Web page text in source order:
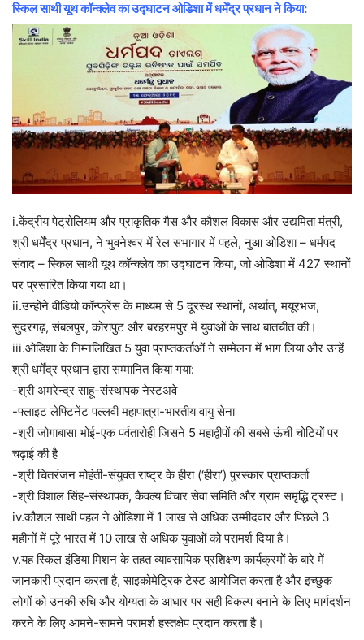
स्किल साथी यूथ कॉन्क्लेव का उद्घाटन ओडिशा में धर्मेंद्र प्रधान ने किया:
i.केंद्रीय पेट्रोलियम और प्राकृतिक गैस और कौशल विकास और उद्यमिता मंत्री,
श्री धर्मेंद्र प्रधान, ने भुवनेश्वर में रेल सभागार में पहले, नुआ ओडिशा – धर्मपद
संवाद – स्किल साथी यूथ कॉन्क्लेव का उद्घाटन किया, जो ओडिशा में 427 स्थानों
पर प्रसारित किया गया था।
ii.उन्होंने वीडियो कॉन्फ्रेंस के माध्यम से 5 दूरस्थ स्थानों, अर्थात्, मयूरभज,
सुंदरगढ़, संबलपुर, कोरापुट और बरहरमपुर में युवाओं के साथ बातचीत की।
iii.ओडिशा के निम्नलिखित 5 युवा प्राप्तकर्ताओं ने सम्मेलन में भाग लिया और उन्हें
श्री धर्मेंद्र प्रधान द्वारा सम्मानित किया गया:
-श्री अमरेन्द्र साहू-संस्थापक नेस्टअवे
-फ्लाइट लेफ्टिनेंट पल्लवी महापात्रा-भारतीय वायु सेना
-श्री जोगाबासा भोई-एक पर्वतारोही जिसने 5 महाद्वीपों की सबसे ऊंची चोटियों पर
चढ़ाई की है
-श्री चितरंजन मोहंती-संयुक्त राष्ट्र के हीरा (‘हीरा’) पुरस्कार प्राप्तकर्ता
-श्री विशाल सिंह-संस्थापक, कैवल्य विचार सेवा समिति और ग्राम समृद्धि ट्रस्ट।
iv.कौशल साथी पहल ने ओडिशा में 1 लाख से अधिक उम्मीदवार और पिछले 3
महीनों में पूरे भारत में 10 लाख से अधिक युवाओं को परामर्श दिया है।
v.यह स्किल इंडिया मिशन के तहत व्यावसायिक प्रशिक्षण कार्यक्रमों के बारे में
जानकारी प्रदान करता है, साइकोमेट्रिक टेस्ट आयोजित करता है और इच्छुक
लोगों को उनकी रुचि और योग्यता के आधार पर सही विकल्प बनाने के लिए मार्गदर्शन
करने के लिए आमने-सामने परामर्श हस्तक्षेप प्रदान करता है।